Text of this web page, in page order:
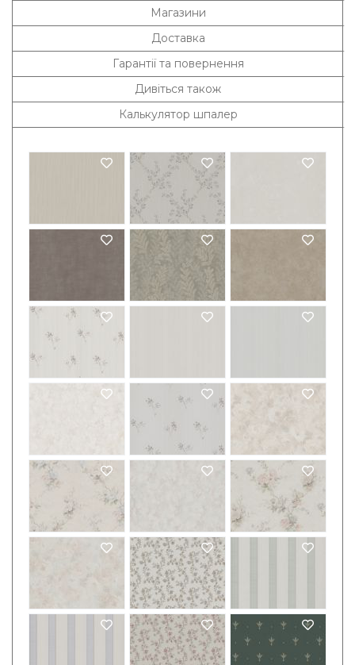
Магазини
Доставка
Гарантії та повернення
Дивіться також
Калькулятор шпалер